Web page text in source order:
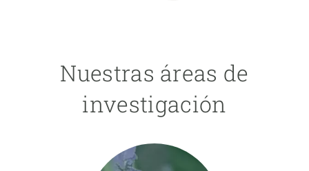
Nuestras áreas de
investigación